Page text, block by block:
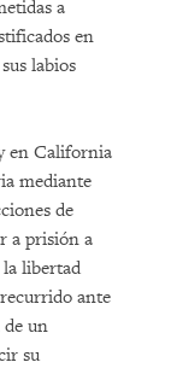
a
en
labios
en California
mediante
de
a prisión a
libertad
ante
de un
su